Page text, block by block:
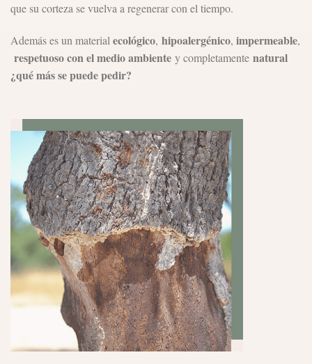
que su corteza se vuelva a regenerar con el tiempo.
Además es un material ecológico, hipoalergénico, impermeable,
respetuoso con el medio ambiente y completamente natural
¿qué más se puede pedir?